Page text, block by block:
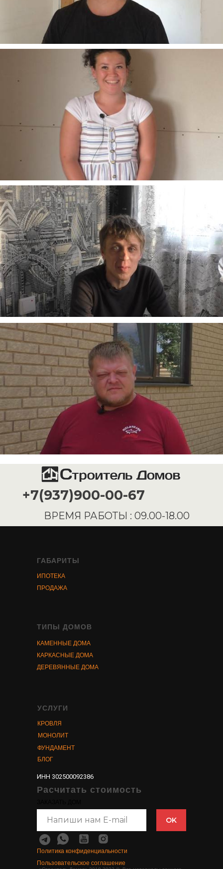
ГАБАРИТЫ
ИПОТЕКА
ТИПЫ ДОМОВ
КАМЕННЫЕ ДОМА
УСЛУГИ
OK
Расчитать стоимость
КАРКАСНЫЕ ДОМА
ПРОДАЖА
ДЕРЕВЯННЫЕ ДОМА
КРОВЛЯ
МОНОЛИТ
ФУНДАМЕНТ
БЛОГ
Политика конфиденциальности
Пользовательское соглашение
ИНН 302500092386